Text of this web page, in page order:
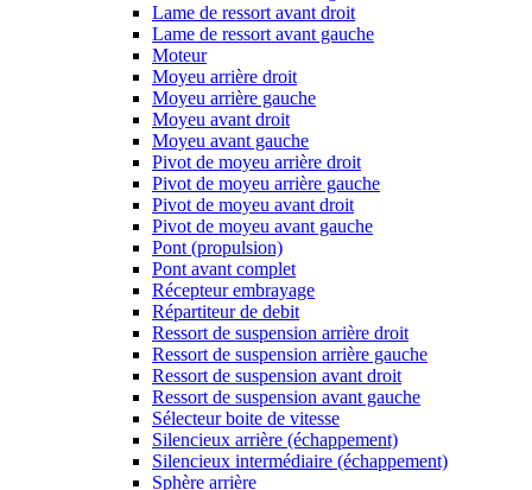
Lame de ressort avant droit
Lame de ressort avant gauche
Moteur
Moyeu arrière droit
Moyeu arrière gauche
Moyeu avant droit
Moyeu avant gauche
Pivot de moyeu arrière droit
Pivot de moyeu arrière gauche
Pivot de moyeu avant droit
Pivot de moyeu avant gauche
Pont (propulsion)
Pont avant complet
Récepteur embrayage
Répartiteur de debit
Ressort de suspension arrière droit
Ressort de suspension arrière gauche
Ressort de suspension avant droit
Ressort de suspension avant gauche
Sélecteur boite de vitesse
Silencieux arrière (échappement)
Silencieux intermédiaire (échappement)
Sphère arrière